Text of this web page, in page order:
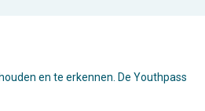
en te erkennen. De Youthpass